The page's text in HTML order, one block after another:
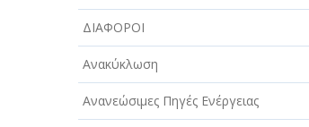
ΕΚΠΑΙΔΕΥΣΗ - ΣΧΟΛΕΣ
ΕΜΠΟΡΙΟ - ΕΜΠΟΡΙΚΑ ΚΑΤΑΣΤΗΜΑΤΑ
ΕΡΓΟΣΤΑΣΙΑ - ΒΙΟΜΗΧΑΝΙΕΣ
ΔΙΑΦΟΡΟΙ
Ανακύκλωση
Ανανεώσιμες Πηγές Ενέργειας